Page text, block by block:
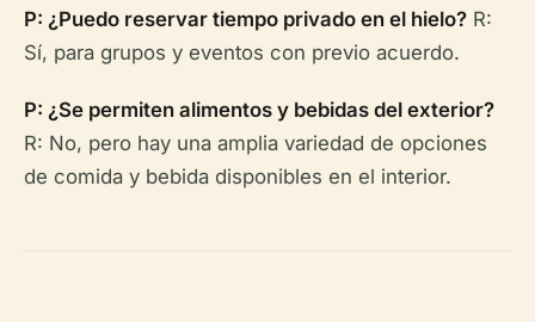
P: ¿Puedo reservar tiempo privado en el hielo? R:
Sí, para grupos y eventos con previo acuerdo.
P: ¿Se permiten alimentos y bebidas del exterior?
R: No, pero hay una amplia variedad de opciones
de comida y bebida disponibles en el interior.